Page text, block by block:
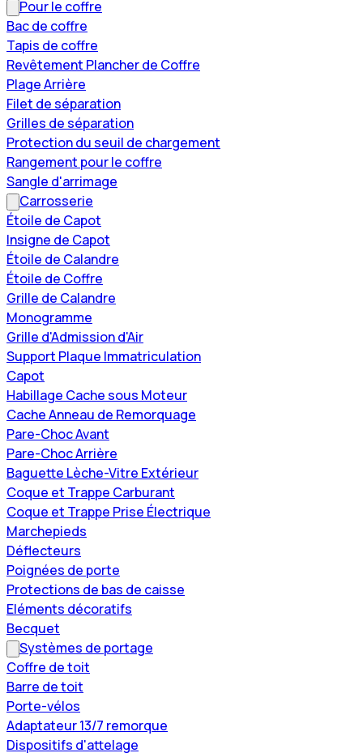
Pour le coffre
Bac de coffre
Tapis de coffre
Revêtement Plancher de Coffre
Plage Arrière
Filet de séparation
Grilles de séparation
Protection du seuil de chargement
Rangement pour le coffre
Sangle d'arrimage
Carrosserie
Étoile de Capot
Insigne de Capot
Étoile de Calandre
Étoile de Coffre
Grille de Calandre
Monogramme
Grille d'Admission d'Air
Support Plaque Immatriculation
Capot
Habillage Cache sous Moteur
Cache Anneau de Remorquage
Pare-Choc Avant
Pare-Choc Arrière
Baguette Lèche-Vitre Extérieur
Coque et Trappe Carburant
Coque et Trappe Prise Électrique
Marchepieds
Déflecteurs
Poignées de porte
Protections de bas de caisse
Eléments décoratifs
Becquet
Systèmes de portage
Coffre de toit
Barre de toit
Porte-vélos
Adaptateur 13/7 remorque
Dispositifs d'attelage